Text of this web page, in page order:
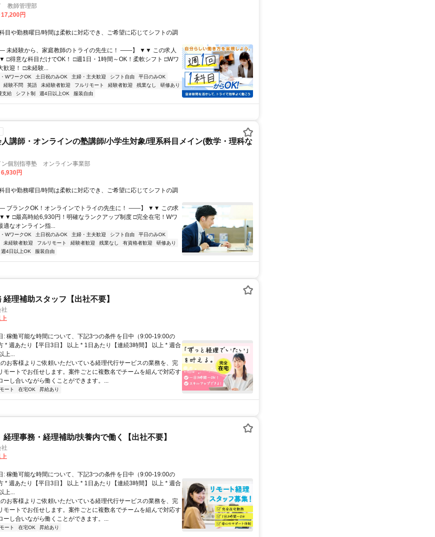
教師管理部
円
目や勤務曜日/時間は柔軟に対応でき、ご希望に応じてシフトの調
未経験から、家庭教師のトライの先生に！ ――】 ▼▼ この求人
□得意な科目だけでOK！ □週1日・1時間～OK！柔軟シフト □Wワ
歓迎！ □未経験...
WワークOK 土日祝のみOK 主婦・主夫歓迎 シフト自由
平日のみOK
経験不問 英語 未経験者歓迎 フルリモート 経験者歓迎 残業なし
研修あり
支給 シフト制 週4日以上OK 服装自由
人講師・オンラインの塾講師/小学生対象/理系科目メイン(数学・理科な
ン個別指導塾 オンライン事業部
円
目や勤務曜日/時間は柔軟に対応でき、ご希望に応じてシフトの調
ブランクOK！オンラインでトライの先生に！ ――】 ▼▼ この求
□最高時給6,930円！明確なランクアップ制度 □完全在宅！Wワ
適なオンライン指...
WワークOK 土日祝のみOK 主婦・主夫歓迎 シフト自由
平日のみOK
未経験者歓迎 フルリモート 経験者歓迎 残業なし 有資格者歓迎
研修あり
週4日以上OK 服装自由
経理補助スタッフ【出社不要】
社
: 稼働可能な時間について、下記3つの条件を日中（9:00-19:00の
* 週あたり【平日3日】 以上 * 1日あたり【連続3時間】 以上 * 週合
上...
お客様よりご依頼いただいている経理代行サービスの業務を、完
モートでお任せします。案件ごとに複数名でチームを組んで対応す
ーし合いながら働くことができます。...
ート 在宅OK 昇給あり
経理事務・経理補助/扶養内で働く【出社不要】
社
: 稼働可能な時間について、下記3つの条件を日中（9:00-19:00の
* 週あたり【平日3日】 以上 * 1日あたり【連続3時間】 以上 * 週合
上...
お客様よりご依頼いただいている経理代行サービスの業務を、完
モートでお任せします。案件ごとに複数名でチームを組んで対応す
ーし合いながら働くことができます。...
ート 在宅OK 昇給あり